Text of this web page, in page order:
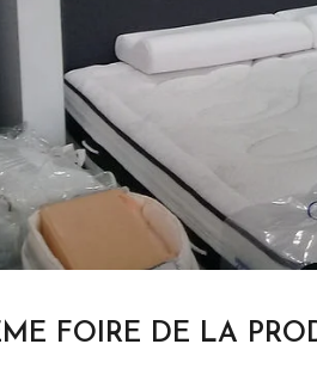
FOIRE DE LA